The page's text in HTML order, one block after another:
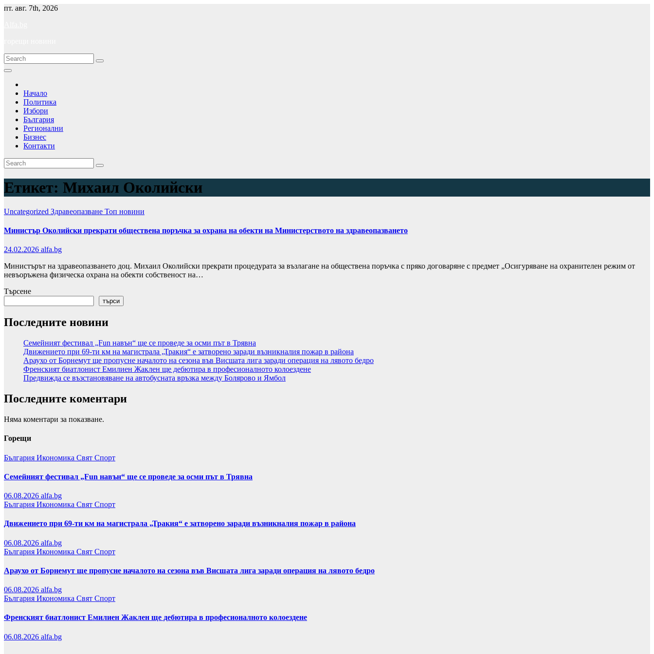
Skip
пт. авг. 7th, 2026
Начало
Политика
Избори
България
Регионални
Бизнес
Контакти
Етикет: Михаил Околийски
Uncategorized Здравеопазване Топ новини
Министър Околийски прекрати обществена поръчка за охрана на обекти на Министерството на здравеопазването
24.02.2026 alfa.bg
Министърът на здравеопазването доц. Михаил Околийски прекрати процедурата за възлагане на обществена поръчка с пряко договаряне с предмет „Осигуряване на охранителен режим от
невъоръжена физическа охрана на обекти собственост на…
Търсене
търси
Последните новини
Семейният фестивал „Fun навън“ ще се проведе за осми път в Трявна
Движението при 69-ти км на магистрала „Тракия“ е затворено заради възникналия пожар в района
Араухо от Борнемут ще пропусне началото на сезона във Висшата лига заради операция на лявото бедро
Френският биатлонист Емилиен Жаклен ще дебютира в професионалното колоездене
Предвижда се възстановяване на автобусната връзка между Болярово и Ямбол
Последните коментари
Няма коментари за показване.
Горещи
България Икономика Свят Спорт
Семейният фестивал „Fun навън“ ще се проведе за осми път в Трявна
06.08.2026 alfa.bg
България Икономика Свят Спорт
Движението при 69-ти км на магистрала „Тракия“ е затворено заради възникналия пожар в района
06.08.2026 alfa.bg
България Икономика Свят Спорт
Араухо от Борнемут ще пропусне началото на сезона във Висшата лига заради операция на лявото бедро
06.08.2026 alfa.bg
България Икономика Свят Спорт
Френският биатлонист Емилиен Жаклен ще дебютира в професионалното колоездене
06.08.2026 alfa.bg